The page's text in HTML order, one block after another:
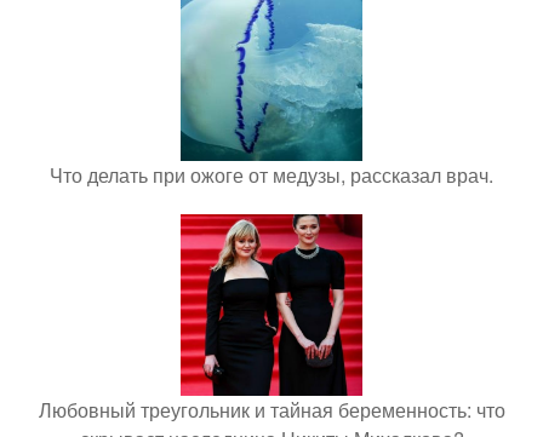
Что делать при ожоге от медузы, рассказал врач.
Любовный треугольник и тайная беременность: что